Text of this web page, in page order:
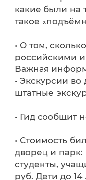
какие были на
такое
• О том,
российскими
Важная
• Экскурсии во
штатные
• Гид сообщит
• Стоимость
дворец и парк:
студенты,
руб. Дети до